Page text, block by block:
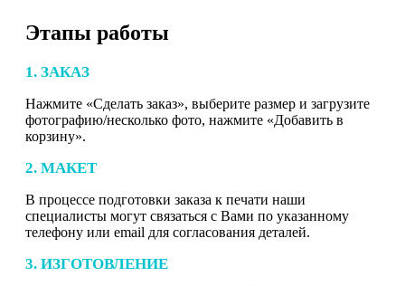
Этапы работы
1. ЗАКАЗ
Нажмите «Сделать заказ», выберите размер и загрузите
фотографию/несколько фото, нажмите «Добавить в
корзину».
2. МАКЕТ
В процессе подготовки заказа к печати наши
специалисты могут связаться с Вами по указанному
телефону или email для согласования деталей.
3. ИЗГОТОВЛЕНИЕ